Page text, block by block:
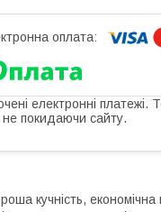
електронні платежі.
покидаючи сайту.
кучність, економічна